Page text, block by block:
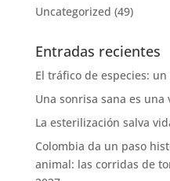
Uncategorized (49)
Entradas recientes
El tráfico de especies:
Una sonrisa sana es una
La esterilización salva
Colombia da un paso
animal: las corridas de